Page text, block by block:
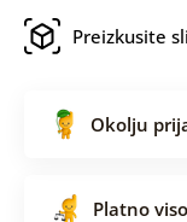
Preizkusite
Okolju
Platno